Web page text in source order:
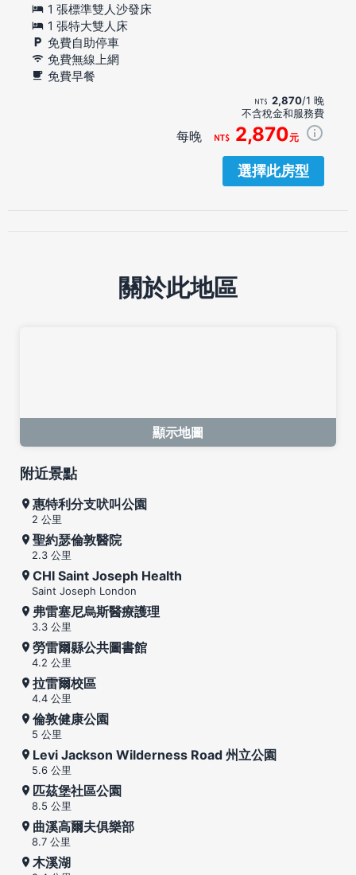
1 張標準雙人沙發床
1 張特大雙人床
免費自助停車
免費無線上網
免費早餐
2,870/1 晚
不含稅金和服務費
每晚 2,870元
選擇此房型
關於此地區
顯示地圖
附近景點
惠特利分支吠叫公園
2 公里
聖約瑟倫敦醫院
2.3 公里
CHI Saint Joseph Health
Saint Joseph London
弗雷塞尼烏斯醫療護理
3.3 公里
勞雷爾縣公共圖書館
4.2 公里
拉雷爾校區
4.4 公里
倫敦健康公園
5 公里
Levi Jackson Wilderness Road 州立公園
5.6 公里
匹茲堡社區公園
8.5 公里
曲溪高爾夫俱樂部
8.7 公里
木溪湖